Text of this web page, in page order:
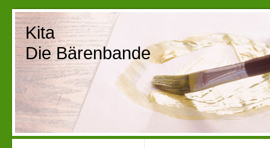
Kita
Die Bärenbande